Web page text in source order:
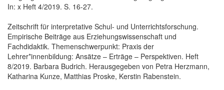
In: x Heft 4/2019. S. 16-27.
Zeitschrift für interpretative Schul- und Unterrichtsforschung.
Empirische Beiträge aus Erziehungswissenschaft und
Fachdidaktik. Themenschwerpunkt: Praxis der
Lehrer*innenbildung: Ansätze – Erträge – Perspektiven. Heft
8/2019. Barbara Budrich. Herausgegeben von Petra Herzmann,
Katharina Kunze, Matthias Proske, Kerstin Rabenstein.